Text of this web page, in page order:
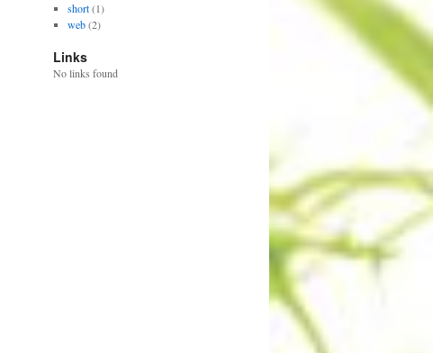
short(1)
web(2)
Links
No links found